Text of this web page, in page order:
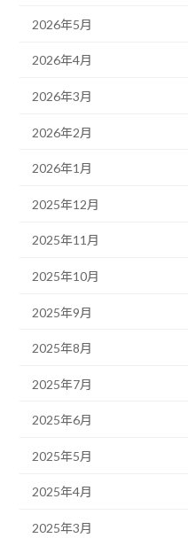
2026年5月
2026年4月
2026年3月
2026年2月
2026年1月
2025年12月
2025年11月
2025年10月
2025年9月
2025年8月
2025年7月
2025年6月
2025年5月
2025年4月
2025年3月